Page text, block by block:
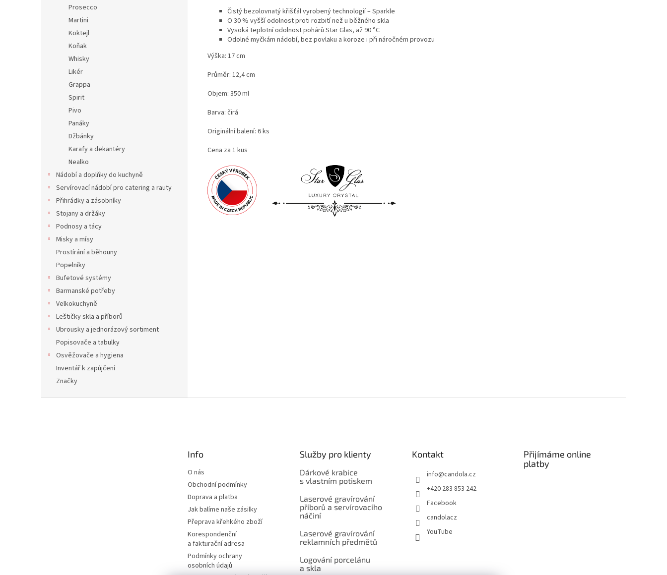
Prosecco
Martini
Koktejl
Koňak
Whisky
Likér
Grappa
Spirit
Pivo
Panáky
Džbánky
Karafy a dekantéry
Nealko
Nádobí a doplňky do kuchyně
Servírovací nádobí pro catering a rauty
Přihrádky a zásobníky
Stojany a držáky
Podnosy a tácy
Misky a mísy
Prostírání a běhouny
Popelníky
Bufetové systémy
Barmanské potřeby
Velkokuchyně
Leštičky skla a příborů
Ubrousky a jednorázový sortiment
Popisovače a tabulky
Osvěžovače a hygiena
Inventář k zapůjčení
Značky
Čistý bezolovnatý křišťál vyrobený technologií – Sparkle
O 30 % vyšší odolnost proti rozbití než u běžného skla
Vysoká teplotní odolnost pohárů Star Glas, až 90 °C
Odolné myčkám nádobí, bez povlaku a koroze i při náročném provozu
Výška: 17 cm
Průměr: 12,4 cm
Objem: 350 ml
Barva: čirá
Originální balení: 6 ks
Cena za 1 kus
Info
O nás
Obchodní podmínky
Doprava a platba
Jak balíme naše zásilky
Přeprava křehkého zboží
Korespondenční
a fakturační adresa
Podmínky ochrany
osobních údajů
Služby pro klienty
Dárkové krabice
s vlastním potiskem
Laserové gravírování
příborů a servírovacího
náčiní
Laserové gravírování
reklamních předmětů
Logování porcelánu
a skla
Kontakt
info@candola.cz
+420 283 853 242
Facebook
candolacz
YouTube
Přijímáme online
platby